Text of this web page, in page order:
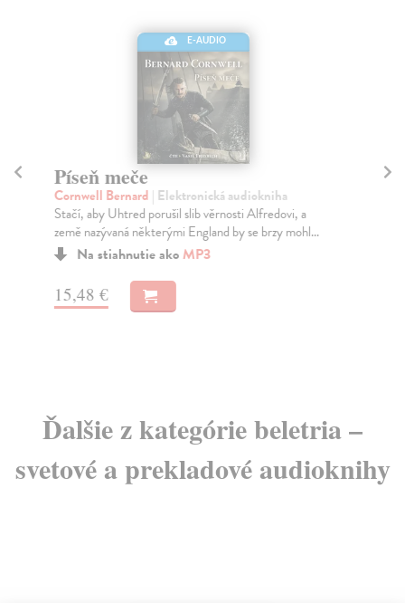
E-AUDIO
Píseň meče
Cornwell Bernard | Elektronická audiokniha
Stačí, aby Uhtred porušil slib věrnosti Alfredovi, a
země nazývaná některými England by se brzy mohl...
Na stiahnutie akoMP3
15,48 €
Ďalšie z kategórie beletria –
svetové a prekladové audioknihy